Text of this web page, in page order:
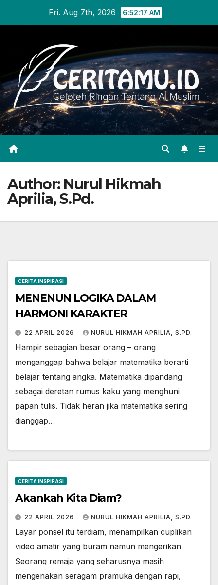
Fri. Aug 7th, 2026 6:52:18 AM
Author: Nurul Hikmah
Aprilia, S.Pd.
CERITA INSPIRASI
MENENUN LOGIKA DALAM
HARMONI KARAKTER
22 APRIL 2026 NURUL HIKMAH APRILIA, S.PD.
Hampir sebagian besar orang – orang
menganggap bahwa belajar matematika berarti
belajar tentang angka. Matematika dipandang
sebagai deretan rumus kaku yang menghuni
papan tulis. Tidak heran jika matematika sering
dianggap…
CERITA INSPIRASI
Akankah Kita Diam?
22 APRIL 2026 NURUL HIKMAH APRILIA, S.PD.
Layar ponsel itu terdiam, menampilkan cuplikan
video amatir yang buram namun mengerikan.
Seorang remaja yang seharusnya masih
mengenakan seragam pramuka dengan rapi,